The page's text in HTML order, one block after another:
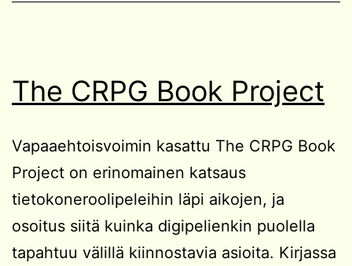
The CRPG Book Project
Vapaaehtoisvoimin kasattu The CRPG Book
Project on erinomainen katsaus
tietokoneroolipeleihin läpi aikojen, ja
osoitus siitä kuinka digipelienkin puolella
tapahtuu välillä kiinnostavia asioita. Kirjassa